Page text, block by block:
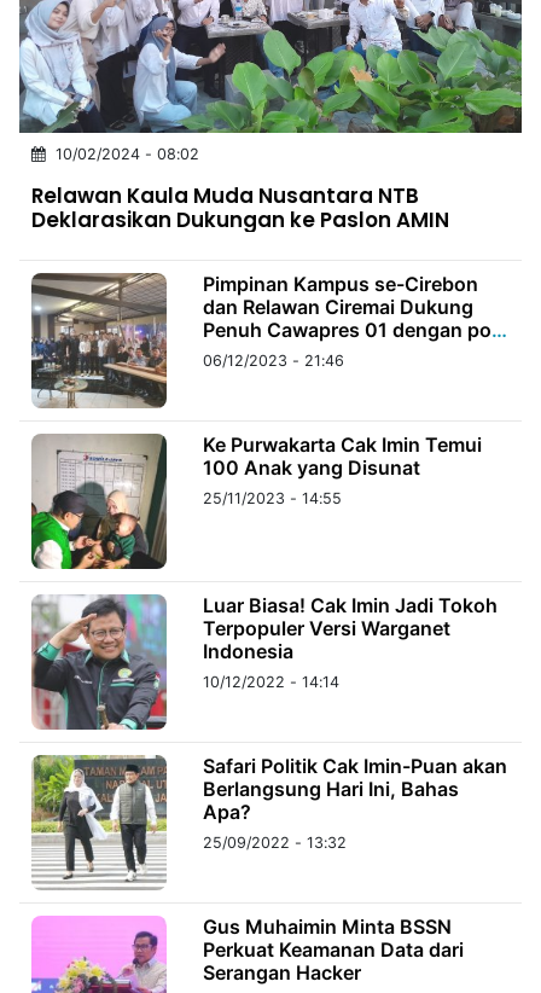
INDONESIA
Partner
NTB
Time
IDN
Jogja
Rakyat
News
Notice
Baru
Follow
Kabarbaru
Kabarbaru.co
2026
Kabarbaru
Media
Holding
10/02/2024 - 08:02
Relawan Kaula Muda Nusantara NTB
Deklarasikan Dukungan ke Paslon AMIN
Pimpinan Kampus se-Cirebon
dan Relawan Ciremai Dukung
Penuh Cawapres 01 dengan pola
“Upaya Membangun Kesadaran
Pendidikan”
06/12/2023 - 21:46
Ke Purwakarta Cak Imin Temui
100 Anak yang Disunat
25/11/2023 - 14:55
Luar Biasa! Cak Imin Jadi Tokoh
Terpopuler Versi Warganet
Indonesia
10/12/2022 - 14:14
Safari Politik Cak Imin-Puan akan
Berlangsung Hari Ini, Bahas
Apa?
25/09/2022 - 13:32
Gus Muhaimin Minta BSSN
Perkuat Keamanan Data dari
Serangan Hacker